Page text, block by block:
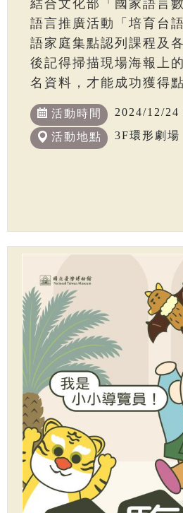
結合文化部「國家語言
語言推廣活動「培育台
語家庭集點認列課程及
後記得掃描現場海報上
名資料，才能成功獲得點
活動時間 2024/12/
活動地點 3F環形劇場